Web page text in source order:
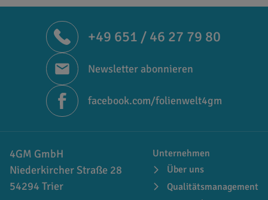
+49 651 / 46 27 79 80
Newsletter abonnieren
facebook.com/folienwelt4gm
4GM GmbH
Niederkircher Straße 28
54294 Trier
Unternehmen
Über uns
Qualitätsmanagement